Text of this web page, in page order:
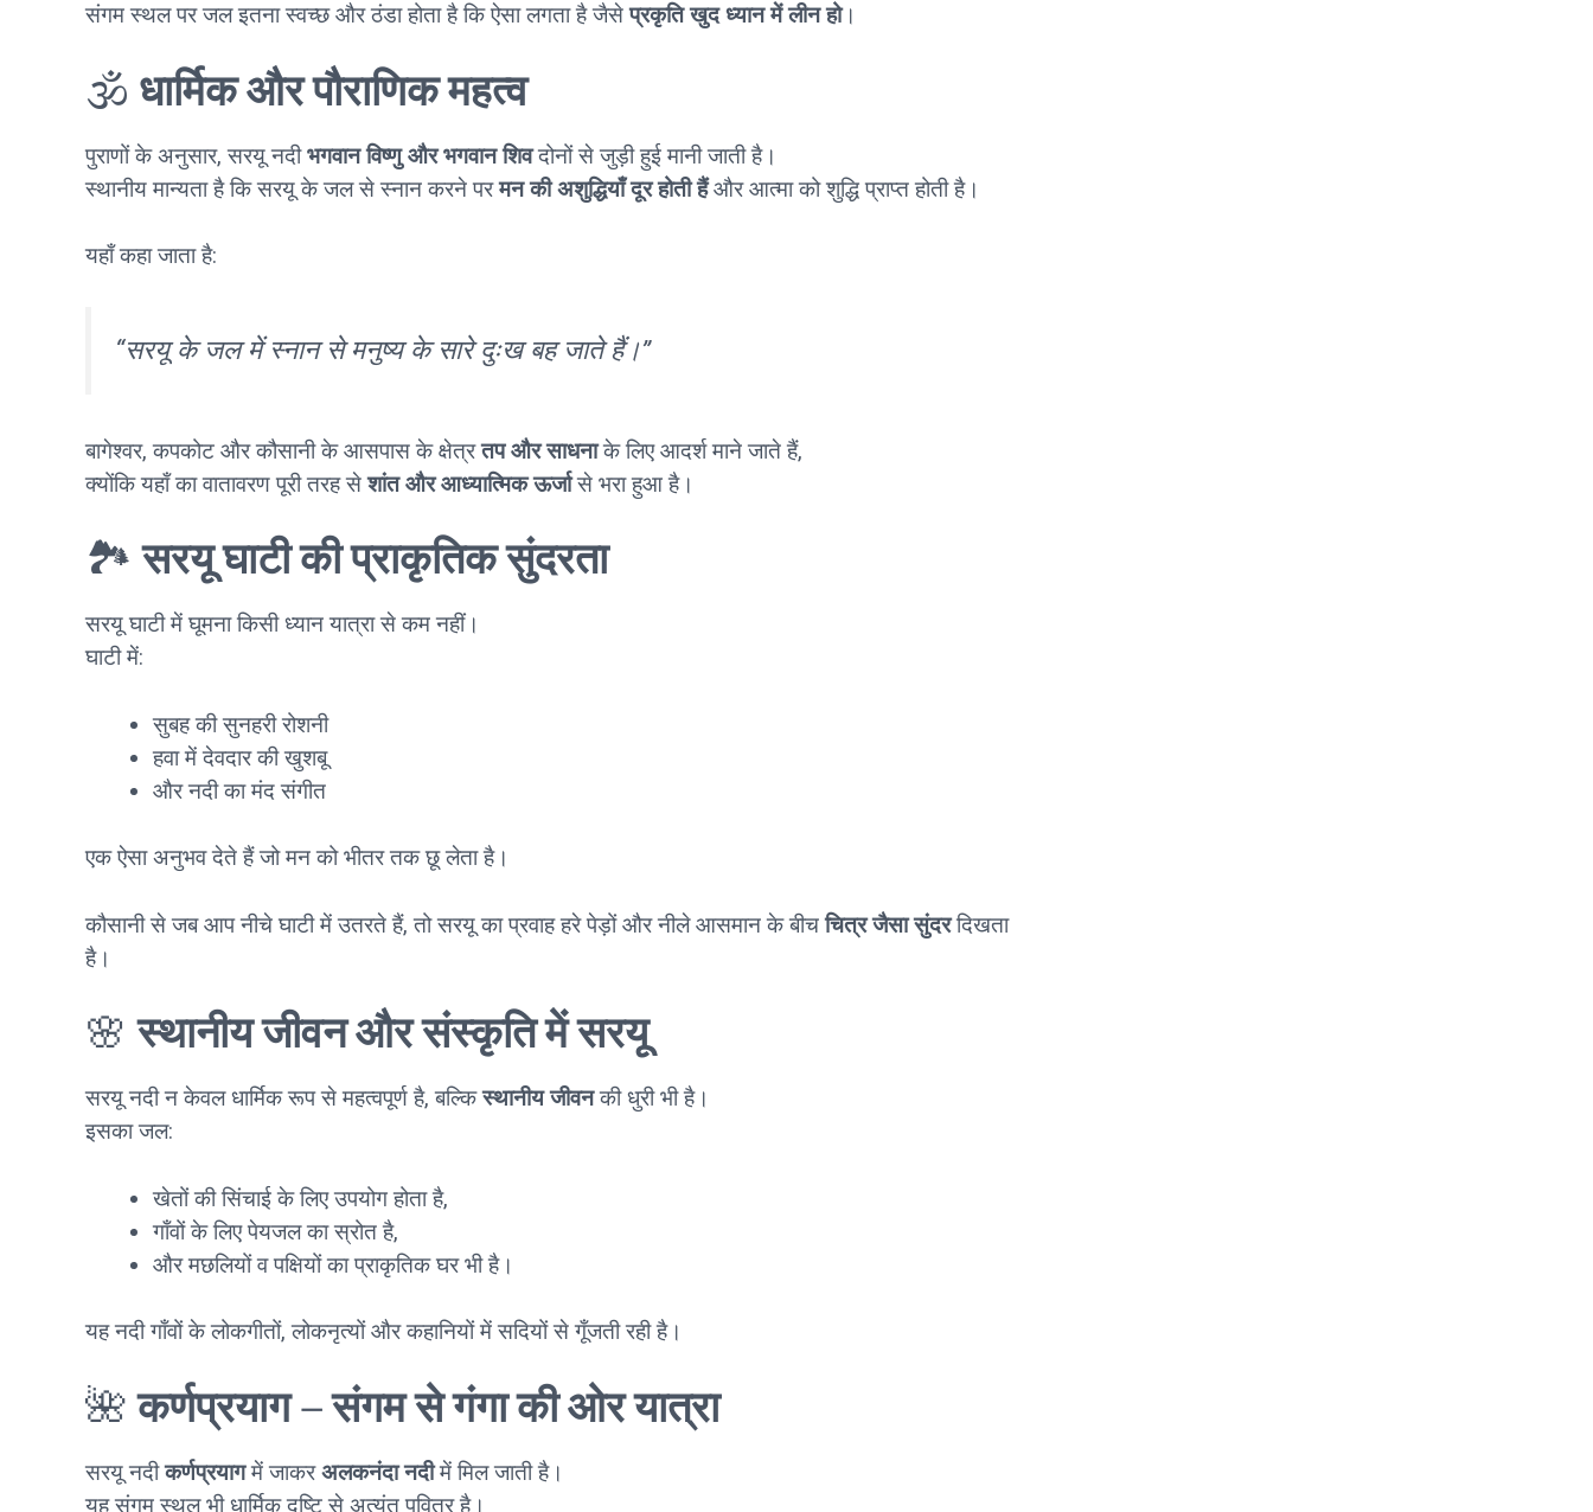
संगम स्थल पर जल इतना स्वच्छ और ठंडा होता है कि ऐसा लगता है जैसेप्रकृति खुद ध्यान में लीन हो।
🕉️ धार्मिक और पौराणिक महत्व
पुराणों के अनुसार, सरयू नदीभगवान विष्णु और भगवान शिवदोनों से जुड़ी हुई मानी जाती है।
स्थानीय मान्यता है कि सरयू के जल से स्नान करने परमन की अशुद्धियाँ दूर होती हैंऔर आत्मा को शुद्धि प्राप्त होती है।
यहाँ कहा जाता है:
“सरयू के जल में स्नान से मनुष्य के सारे दुःख बह जाते हैं।”
बागेश्वर, कपकोट और कौसानी के आसपास के क्षेत्रतप और साधनाके लिए आदर्श माने जाते हैं,
क्योंकि यहाँ का वातावरण पूरी तरह सेशांत और आध्यात्मिक ऊर्जासे भरा हुआ है।
🏞️सरयू घाटी की प्राकृतिक सुंदरता
सरयू घाटी में घूमना किसी ध्यान यात्रा से कम नहीं।
घाटी में:
सुबह की सुनहरी रोशनी
हवा में देवदार की खुशबू
और नदी का मंद संगीत
एक ऐसा अनुभव देते हैं जो मन को भीतर तक छू लेता है।
कौसानी से जब आप नीचे घाटी में उतरते हैं, तो सरयू का प्रवाह हरे पेड़ों और नीले आसमान के बीचचित्र जैसा सुंदरदिखता
है।
🌸स्थानीय जीवन और संस्कृति में सरयू
सरयू नदी न केवल धार्मिक रूप से महत्वपूर्ण है, बल्किस्थानीय जीवनकी धुरी भी है।
इसका जल:
खेतों की सिंचाई के लिए उपयोग होता है,
गाँवों के लिए पेयजल का स्रोत है,
और मछलियों व पक्षियों का प्राकृतिक घर भी है।
यह नदी गाँवों के लोकगीतों, लोकनृत्यों और कहानियों में सदियों से गूँजती रही है।
🌺कर्णप्रयाग – संगम से गंगा की ओर यात्रा
सरयू नदीकर्णप्रयागमें जाकरअलकनंदा नदीमें मिल जाती है।
यह संगम स्थल भी धार्मिक दृष्टि से अत्यंत पवित्र है।